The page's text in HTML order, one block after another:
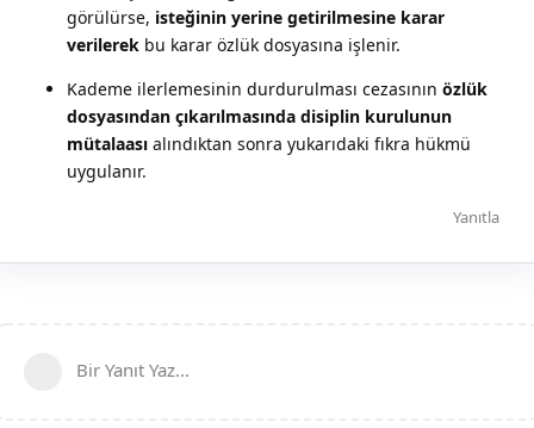
görülürse, isteğinin yerine getirilmesine karar
verilerek bu karar özlük dosyasına işlenir.
Kademe ilerlemesinin durdurulması cezasının özlük
dosyasından çıkarılmasında disiplin kurulunun
mütalaası alındıktan sonra yukarıdaki fıkra hükmü
uygulanır.
Yanıtla
Bir Yanıt Yaz...